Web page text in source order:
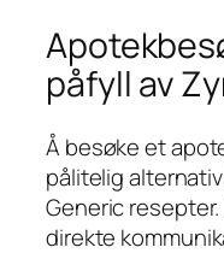
påfyll av
Å besøke et
pålitelig
Generic
direkte